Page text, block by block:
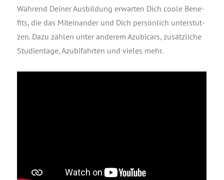
Wäh­rend Dei­ner Aus­bil­dung erwar­ten Dich coo­le Bene­
fits, die das Mit­ein­an­der und Dich per­sön­lich unter­stüt­
zen. Dazu zäh­len unter ande­rem Azu­bicars, zusätz­li­che
Stu­di­en­ta­ge, Azu­bi­fahr­ten und vie­les mehr.